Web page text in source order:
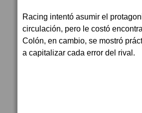
Racing intentó asumir el
circulación, pero le costó
Colón, en cambio, se mostró
a capitalizar cada error del rival.